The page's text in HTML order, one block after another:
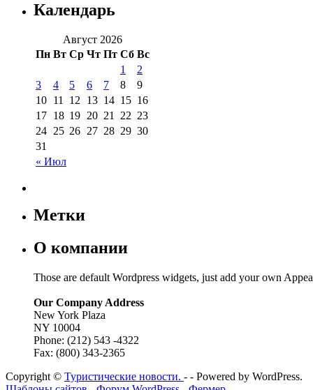
Календарь
Август 2026
Пн Вт Ср Чт Пт Сб Вс
« Июл
1
2
3
4 5 6 7 8
9
10 11 12 13 14 15 16
17 18 19 20 21 22 23
24 25 26 27 28 29 30
31
Метки
О компании
Those are default Wordpress widgets, just add your own
Our Company Address
New York Plaza
NY 10004
Phone: (212) 543 -4322
Fax: (800) 343-2365
Copyright © Туристические новости. - - Powered by WordPress.